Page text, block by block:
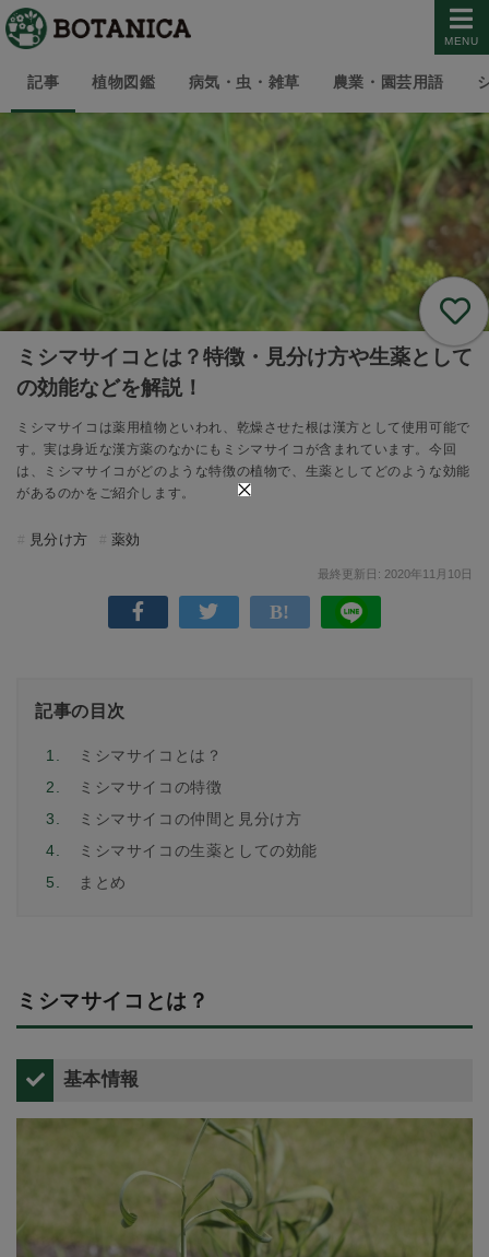
MENU
記事 植物図鑑 病気・虫・雑草 農業・園芸用語
ミシマサイコとは？特徴・見分け方や生薬として
の効能などを解説！
ミシマサイコは薬用植物といわれ、乾燥させた根は漢方として使用可能で
す。実は身近な漢方薬のなかにもミシマサイコが含まれています。今回
は、ミシマサイコがどのような特徴の植物で、生薬としてどのような効能
があるのかをご紹介します。
見分け方 薬効
最終更新日: 2020年11月10日
記事の目次
1.
ミシマサイコとは？
2.
ミシマサイコの特徴
3.
ミシマサイコの仲間と見分け方
4.
ミシマサイコの生薬としての効能
5.
まとめ
ミシマサイコとは？
基本情報